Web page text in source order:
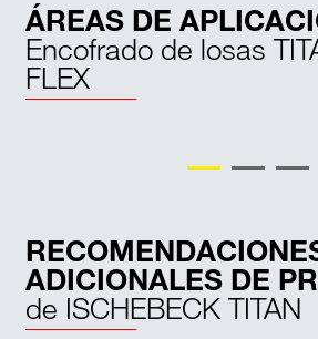
ÁREAS DE
Encofrado de losas
FLEX
ADICIONALES DE
de ISCHEBECK TITAN